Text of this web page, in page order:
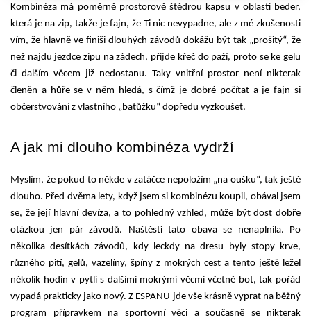
Kombinéza má poměrně prostorově štědrou kapsu v oblasti beder,
která je na zip, takže je fajn, že Ti nic nevypadne, ale z mé zkušenosti
vím, že hlavně ve finiši dlouhých závodů dokážu být tak „prošitý“, že
než najdu jezdce zipu na zádech, přijde křeč do paží, proto se ke gelu
či dalším věcem již nedostanu. Taky vnitřní prostor není nikterak
členěn a hůře se v něm hledá, s čímž je dobré počítat a je fajn si
občerstvování z vlastního „batůžku“ dopředu vyzkoušet.
A jak mi dlouho kombinéza vydrží
Myslím, že pokud to někde v zatáčce nepoložím „na oušku“, tak ještě
dlouho. Před dvěma lety, když jsem si kombinézu koupil, obával jsem
se, že její hlavní devíza, a to pohledný vzhled, může být dost dobře
otázkou jen pár závodů. Naštěstí tato obava se nenaplnila. Po
několika desítkách závodů, kdy leckdy na dresu byly stopy krve,
různého pití, gelů, vazelíny, špíny z mokrých cest a tento ještě ležel
několik hodin v pytli s dalšími mokrými věcmi včetně bot, tak pořád
vypadá prakticky jako nový. Z ESPANU jde vše krásně vyprat na běžný
program přípravkem na sportovní věci a současně se nikterak